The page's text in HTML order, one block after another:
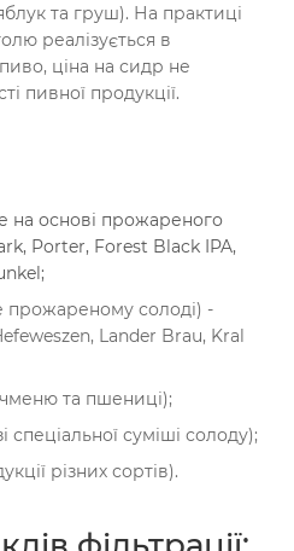
та груш). На практиці
реалізується в
ціна на сидр не
пивної продукції.
на основі прожареного
Porter, Forest Black IPA,
прожареному солоді) -
Lander Brau, Kral
та пшениці);
спеціальної суміші солоду);
різних сортів).